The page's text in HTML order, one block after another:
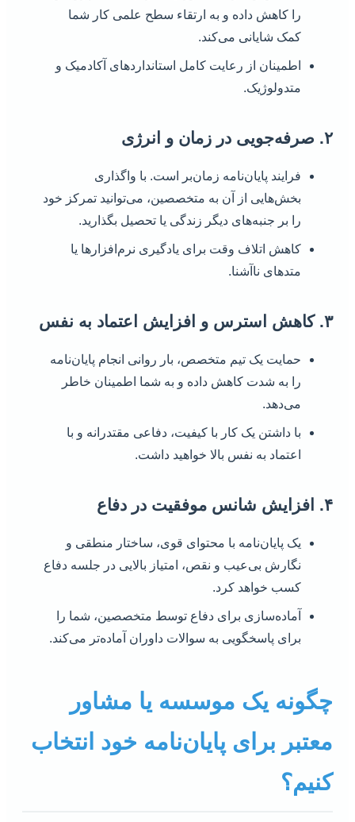
را کاهش داده و به ارتقاء سطح علمی کار شما
کمک شایانی می‌کند.
اطمینان از رعایت کامل استانداردهای آکادمیک و
متدولوژیک.
۲. صرفه‌جویی در زمان و انرژی
فرایند پایان‌نامه زمان‌بر است. با واگذاری
بخش‌هایی از آن به متخصصین، می‌توانید تمرکز خود
را بر جنبه‌های دیگر زندگی یا تحصیل بگذارید.
کاهش اتلاف وقت برای یادگیری نرم‌افزارها یا
متدهای ناآشنا.
۳. کاهش استرس و افزایش اعتماد به نفس
حمایت یک تیم متخصص، بار روانی انجام پایان‌نامه
را به شدت کاهش داده و به شما اطمینان خاطر
می‌دهد.
با داشتن یک کار با کیفیت، دفاعی مقتدرانه و با
اعتماد به نفس بالا خواهید داشت.
۴. افزایش شانس موفقیت در دفاع
یک پایان‌نامه با محتوای قوی، ساختار منطقی و
نگارش بی‌عیب و نقص، امتیاز بالایی در جلسه دفاع
کسب خواهد کرد.
آماده‌سازی برای دفاع توسط متخصصین، شما را
برای پاسخگویی به سوالات داوران آماده‌تر می‌کند.
چگونه یک موسسه یا مشاور
معتبر برای پایان‌نامه خود انتخاب
کنیم؟